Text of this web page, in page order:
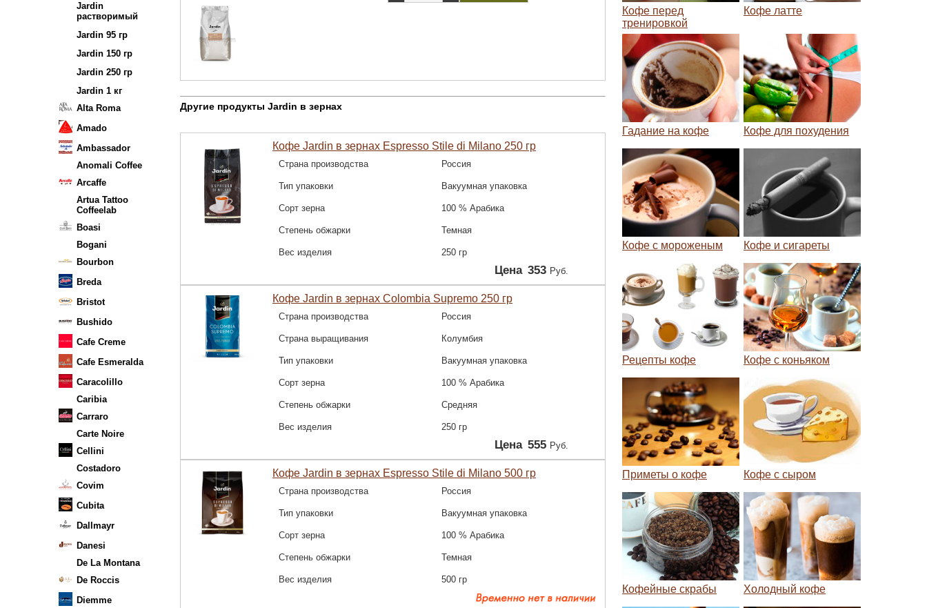
Jardin
растворимый
Jardin 95 гр
Jardin 150 гр
Jardin 250 гр
Jardin 1 кг
Alta Roma
Amado
Ambassador
Anomali Coffee
Arcaffe
Artua Tattoo
Coffeelab
Boasi
Bogani
Bourbon
Breda
Bristot
Bushido
Cafe Creme
Cafe Esmeralda
Caracolillo
Caribia
Carraro
Carte Noire
Cellini
Costadoro
Covim
Cubita
Dallmayr
Danesi
De La Montana
De Roccis
Diemme
Другие продукты Jardin в зернах
Кофе Jardin в зернах Espresso Stile di Milano 250 гр
Страна производства Россия
Тип упаковки Вакуумная упаковка
Сорт зерна 100 % Арабика
Степень обжарки Темная
Вес изделия 250 гр
Цена 353 Руб.
Кофе Jardin в зернах Colombia Supremo 250 гр
Страна производства Россия
Страна выращивания Колумбия
Тип упаковки Вакуумная упаковка
Сорт зерна 100 % Арабика
Степень обжарки Средняя
Вес изделия 250 гр
Цена 555 Руб.
Кофе Jardin в зернах Espresso Stile di Milano 500 гр
Страна производства Россия
Тип упаковки Вакуумная упаковка
Сорт зерна 100 % Арабика
Степень обжарки Темная
Вес изделия 500 гр
Кофе перед
тренировкой
Кофе латте
Гадание на кофе Кофе для похудения
Кофе с мороженым Кофе и сигареты
Рецепты кофе Кофе с коньяком
Приметы о кофе Кофе с сыром
Кофейные скрабы Холодный кофе